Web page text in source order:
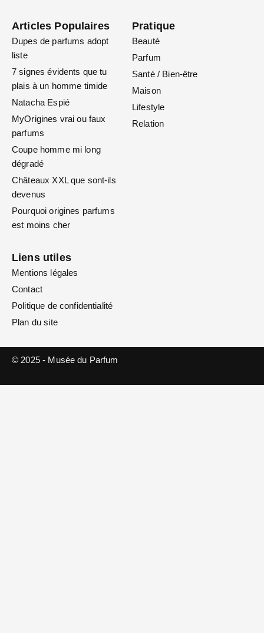
Articles Populaires
Dupes de parfums adopt
liste
7 signes évidents que tu
plais à un homme timide
Natacha Espié
MyOrigines vrai ou faux
parfums
Coupe homme mi long
dégradé
Châteaux XXL que sont-ils
devenus
Pourquoi origines parfums
est moins cher
Pratique
Beauté
Parfum
Santé / Bien-être
Maison
Lifestyle
Relation
Liens utiles
Mentions légales
Contact
Politique de confidentialité
Plan du site
© 2025 - Musée du Parfum